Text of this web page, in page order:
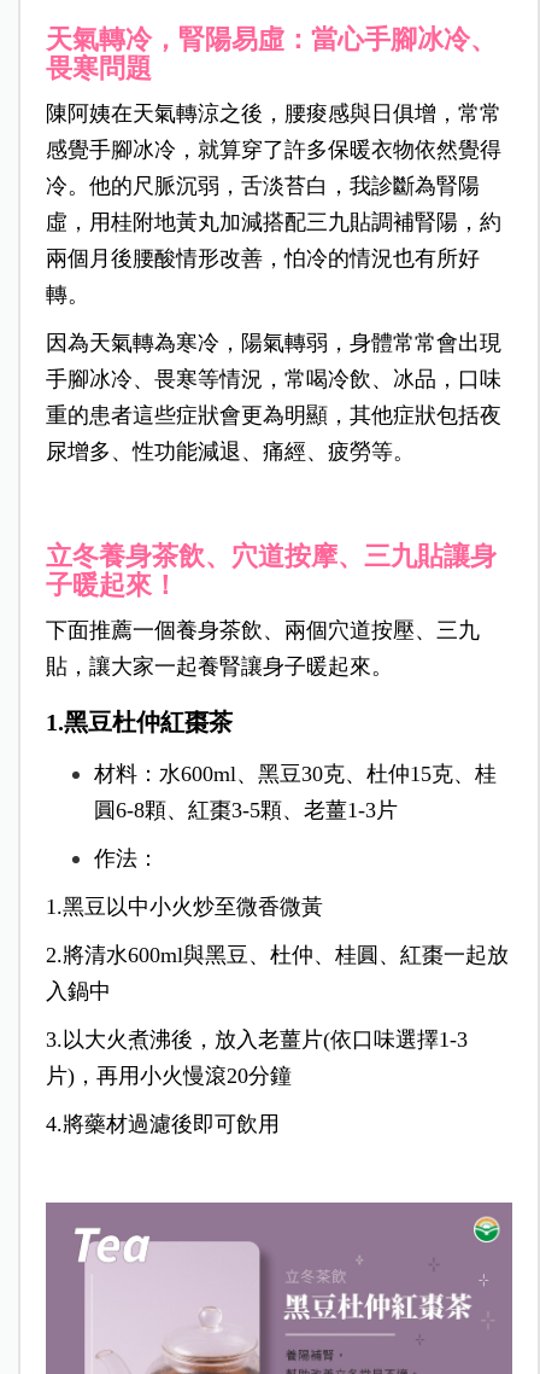
天氣轉冷，腎陽易虛：當心手腳冰冷、
畏寒問題
陳阿姨在天氣轉涼之後，腰痠感與日俱增，常常
感覺手腳冰冷，就算穿了許多保暖衣物依然覺得
冷。他的尺脈沉弱，舌淡苔白，我診斷為腎陽
虛，用桂附地黃丸加減搭配三九貼調補腎陽，約
兩個月後腰酸情形改善，怕冷的情況也有所好
轉。
因為天氣轉為寒冷，陽氣轉弱，身體常常會出現
手腳冰冷、畏寒等情況，常喝冷飲、冰品，口味
重的患者這些症狀會更為明顯，其他症狀包括夜
尿增多、性功能減退、痛經、疲勞等。
立冬養身茶飲、穴道按摩、三九貼讓身
子暖起來！
下面推薦一個養身茶飲、兩個穴道按壓、三九
貼，讓大家一起養腎讓身子暖起來。
1.黑豆杜仲紅棗茶
材料：水600ml、黑豆30克、杜仲15克、桂
圓6-8顆、紅棗3-5顆、老薑1-3片
作法：
1.黑豆以中小火炒至微香微黃
2.將清水600ml與黑豆、杜仲、桂圓、紅棗一起放
入鍋中
3.以大火煮沸後，放入老薑片(依口味選擇1-3
片)，再用小火慢滾20分鐘
4.將藥材過濾後即可飲用